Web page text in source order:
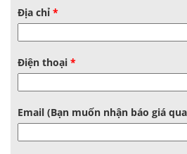
Địa chỉ *
Điện thoại *
Email (Bạn muốn nhận báo giá